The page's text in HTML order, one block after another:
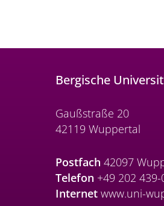
Bergische
Gaußstraße 20
42119 Wuppertal
Postfach 42097
Telefon +49 202 439-
Internet www.uni-